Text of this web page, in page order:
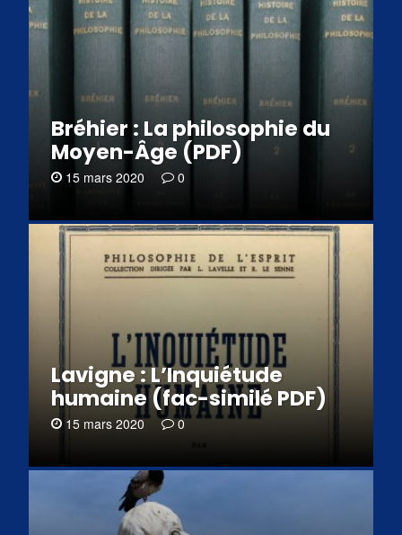
Bréhier : La philosophie du
Moyen-Âge (PDF)
15 mars 2020 0
Lavigne : L’Inquiétude
humaine (fac-similé PDF)
15 mars 2020 0